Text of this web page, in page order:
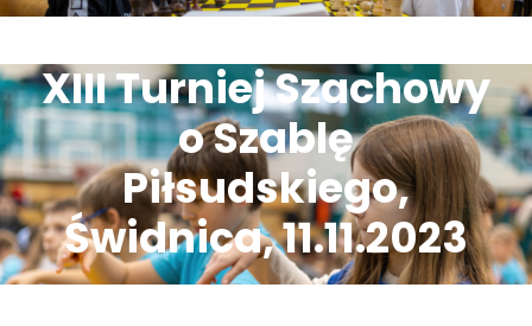
XIII Turniej Szachowy
o Szablę
Piłsudskiego,
Świdnica, 11.11.2023